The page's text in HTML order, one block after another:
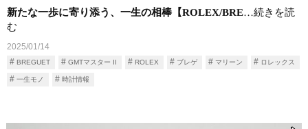
新たな一歩に寄り添う、一生の相棒【ROLEX/BRE…続きを読
む
2025/01/14
BREGUET GMTマスター II ROLEX ブレゲ マリーン ロレックス
一生モノ 時計情報